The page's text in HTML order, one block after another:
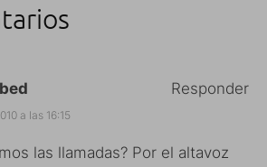
a las 16:15
las llamadas? Por el altavoz
Responder